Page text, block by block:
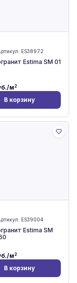
ES38972
Estima SM 01
м2
В корзину
ES39004
Estima SM
м2
В корзину